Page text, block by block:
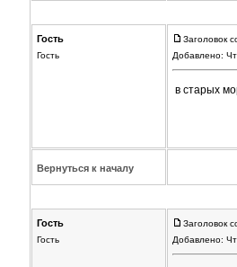
Гость
Гость
Заголовок
Добавлено:
в старых
Вернуться к началу
Гость
Гость
Заголовок
Добавлено: